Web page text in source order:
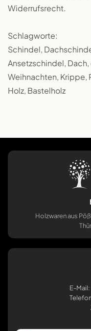
Widerrufsrecht.
Schlagworte:
Schindel,
Ansetzschindel,
Weihnachten, Krippe,
Holz, Bastelholz
Holzwaren aus
E-